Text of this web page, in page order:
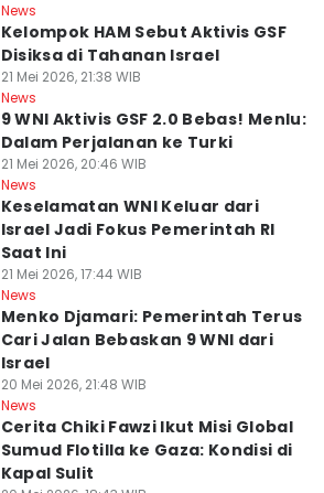
News
Kelompok HAM Sebut Aktivis GSF
Disiksa di Tahanan Israel
21 Mei 2026, 21:38 WIB
News
9 WNI Aktivis GSF 2.0 Bebas! Menlu:
Dalam Perjalanan ke Turki
21 Mei 2026, 20:46 WIB
News
Keselamatan WNI Keluar dari
Israel Jadi Fokus Pemerintah RI
Saat Ini
21 Mei 2026, 17:44 WIB
News
Menko Djamari: Pemerintah Terus
Cari Jalan Bebaskan 9 WNI dari
Israel
20 Mei 2026, 21:48 WIB
News
Cerita Chiki Fawzi Ikut Misi Global
Sumud Flotilla ke Gaza: Kondisi di
Kapal Sulit